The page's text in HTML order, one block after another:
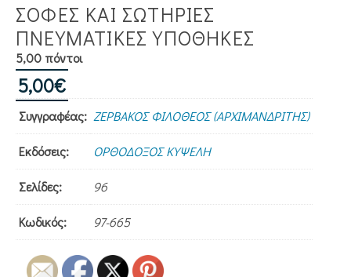
ΣΟΦΕΣ ΚΑΙ ΣΩΤΗΡΙΕΣ
ΠΝΕΥΜΑΤΙΚΕΣ ΥΠΟΘΗΚΕΣ
5,00 πόντοι
5,00€
Συγγραφέας: ΖΕΡΒΑΚΟΣ ΦΙΛΟΘΕΟΣ (ΑΡΧΙΜΑΝΔΡΙΤΗΣ)
Εκδόσεις: ΟΡΘΟΔΟΞΟΣ ΚΥΨΕΛΗ
Σελίδες: 96
Κωδικός: 97-665